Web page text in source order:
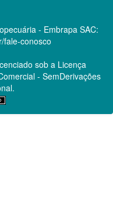
- Embrapa SAC:
fale-conosco
sob a Licença
- SemDerivações